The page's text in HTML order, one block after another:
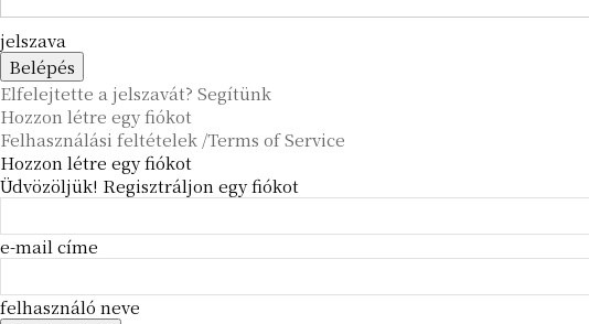
jelszava
Elfelejtette a jelszavát? Segítünk
Hozzon létre egy fiókot
Felhasználási feltételek /Terms of Service
Hozzon létre egy fiókot
Üdvözöljük! Regisztráljon egy fiókot
e-mail címe
felhasználó neve